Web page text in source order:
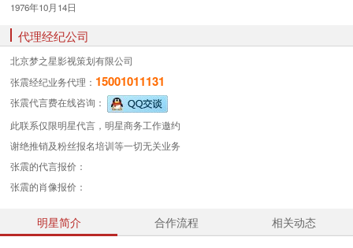
1976年10月14日
代理经纪公司
北京梦之星影视策划有限公司
张震经纪业务代理： 15001011131
张震代言费在线咨询：
此联系仅限明星代言，明星商务工作邀约
谢绝推销及粉丝报名培训等一切无关业务
张震的代言报价：
张震的肖像报价：
明星简介 合作流程 相关动态